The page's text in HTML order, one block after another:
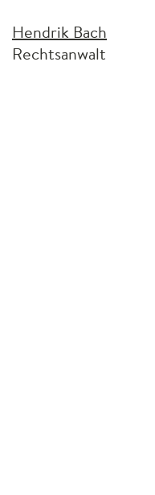
Hendrik Bach
Rechtsanwalt